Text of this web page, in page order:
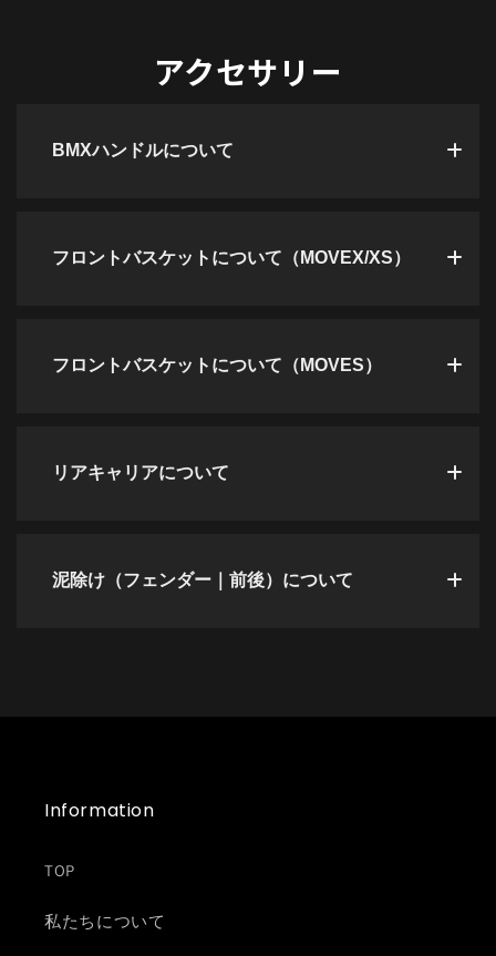
アクセサリー
BMXハンドルについて
フロントバスケットについて（MOVEX/XS）
フロントバスケットについて（MOVES）
リアキャリアについて
泥除け（フェンダー｜前後）について
Information
TOP
私たちについて